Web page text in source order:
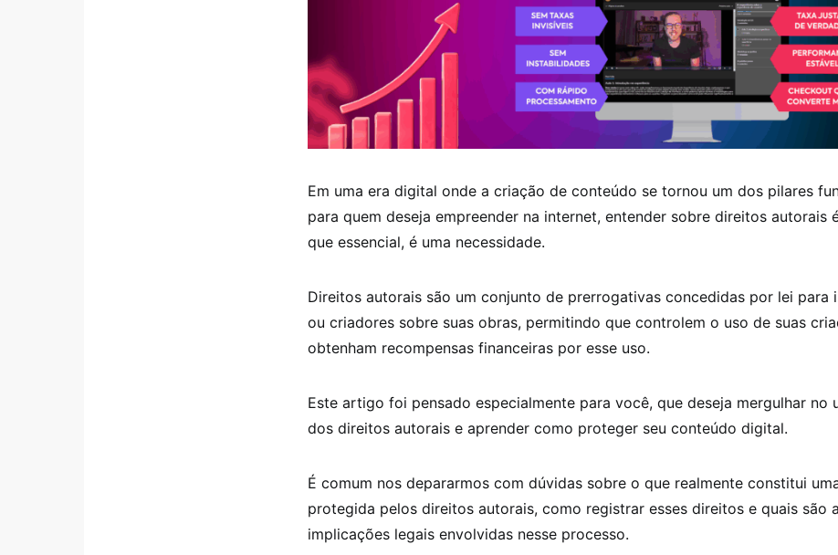
Em uma era digital onde a criação de conteúdo se tornou um dos pilares
para quem deseja empreender na internet, entender sobre direitos autorais
que essencial, é uma necessidade.
Direitos autorais são um conjunto de prerrogativas concedidas por lei para
ou criadores sobre suas obras, permitindo que controlem o uso de suas
obtenham recompensas financeiras por esse uso.
Este artigo foi pensado especialmente para você, que deseja mergulhar no
dos direitos autorais e aprender como proteger seu conteúdo digital.
É comum nos depararmos com dúvidas sobre o que realmente constitui
protegida pelos direitos autorais, como registrar esses direitos e quais são
implicações legais envolvidas nesse processo.